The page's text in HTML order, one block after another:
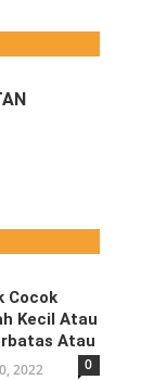
Cocok
Kecil Atau
Atau
2022 0